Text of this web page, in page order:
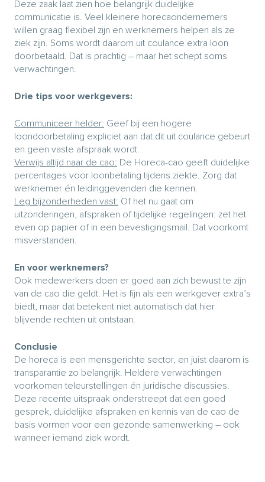
Deze zaak laat zien hoe belangrijk duidelijke
communicatie is. Veel kleinere horecaondernemers
willen graag flexibel zijn en werknemers helpen als ze
ziek zijn. Soms wordt daarom uit coulance extra loon
doorbetaald. Dat is prachtig – maar het schept soms
verwachtingen.
Drie tips voor werkgevers:
Communiceer helder: Geef bij een hogere
loondoorbetaling expliciet aan dat dit uit coulance gebeurt
en geen vaste afspraak wordt.
Verwijs altijd naar de cao: De Horeca-cao geeft duidelijke
percentages voor loonbetaling tijdens ziekte. Zorg dat
werknemer én leidinggevenden die kennen.
Leg bijzonderheden vast: Of het nu gaat om
uitzonderingen, afspraken of tijdelijke regelingen: zet het
even op papier of in een bevestigingsmail. Dat voorkomt
misverstanden.
En voor werknemers?
Ook medewerkers doen er goed aan zich bewust te zijn
van de cao die geldt. Het is fijn als een werkgever extra’s
biedt, maar dat betekent niet automatisch dat hier
blijvende rechten uit ontstaan.
Conclusie
De horeca is een mensgerichte sector, en juist daarom is
transparantie zo belangrijk. Heldere verwachtingen
voorkomen teleurstellingen én juridische discussies.
Deze recente uitspraak onderstreept dat een goed
gesprek, duidelijke afspraken en kennis van de cao de
basis vormen voor een gezonde samenwerking – ook
wanneer iemand ziek wordt.